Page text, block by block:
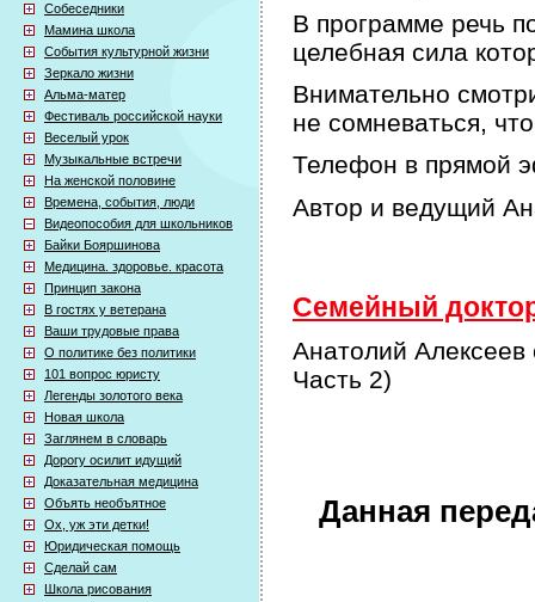
Собеседники
Мамина школа
События культурной жизни
Зеркало жизни
Альма-матер
Фестиваль российской науки
Веселый урок
Музыкальные встречи
На женской половине
Времена, события, люди
Видеопособия для школьников
Байки Бояршинова
Медицина. здоровье. красота
Принцип закона
В гостях у ветерана
Ваши трудовые права
О политике без политики
101 вопрос юристу
Легенды золотого века
Новая школа
Заглянем в словарь
Дорогу осилит идущий
Доказательная медицина
Объять необъятное
Ох, уж эти детки!
Юридическая помощь
Сделай сам
Школа рисования
В программе речь
целебная сила
Внимательно
не сомневаться,
Телефон в прямой
Автор и ведущий
Семейный
Анатолий Алексеев
Часть 2)
Данная